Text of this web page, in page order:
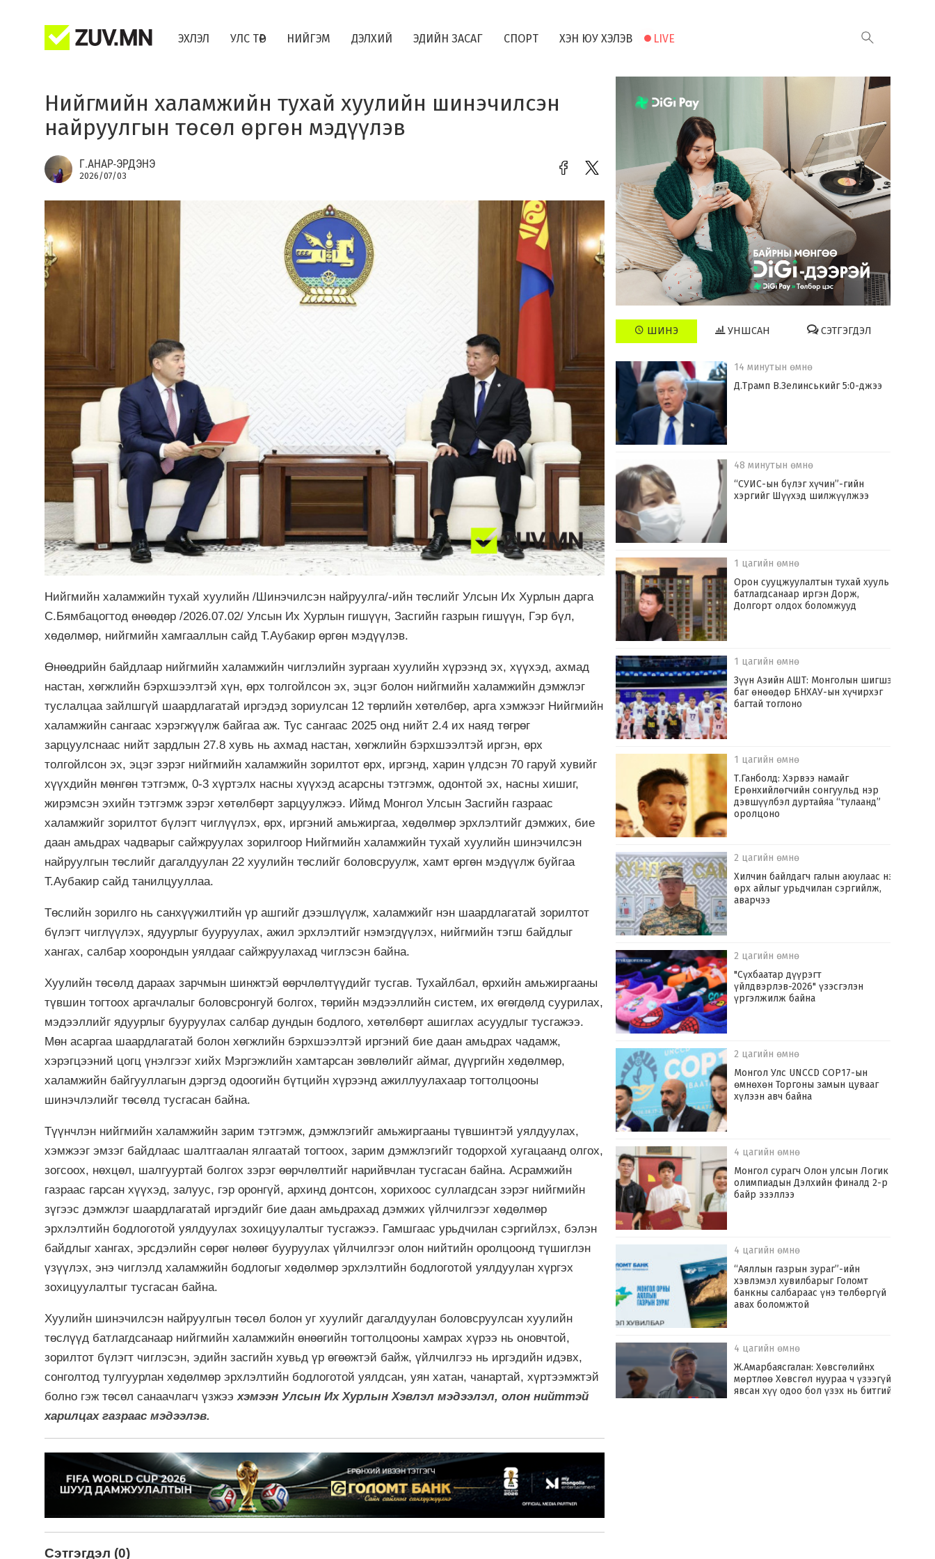
ЭХЛЭЛ УЛС ТӨР НИЙГЭМ ДЭЛХИЙ ЭДИЙН ЗАСАГ СПОРТ ХЭН ЮУ ХЭЛЭВ LIVE
Нийгмийн халамжийн тухай хуулийн шинэчилсэн
найруулгын төсөл өргөн мэдүүлэв
Г.АНАР-ЭРДЭНЭ
2026/07/03
Нийгмийн халамжийн тухай хуулийн /Шинэчилсэн найруулга/-ийн төслийг Улсын Их Хурлын дарга
С.Бямбацогтод өнөөдөр /2026.07.02/ Улсын Их Хурлын гишүүн, Засгийн газрын гишүүн, Гэр бүл,
хөдөлмөр, нийгмийн хамгааллын сайд Т.Аубакир өргөн мэдүүлэв.
Өнөөдрийн байдлаар нийгмийн халамжийн чиглэлийн зургаан хуулийн хүрээнд эх, хүүхэд, ахмад
настан, хөгжлийн бэрхшээлтэй хүн, өрх толгойлсон эх, эцэг болон нийгмийн халамжийн дэмжлэг
туслалцаа зайлшгүй шаардлагатай иргэдэд зориулсан 12 төрлийн хөтөлбөр, арга хэмжээг Нийгмийн
халамжийн сангаас хэрэгжүүлж байгаа аж. Тус сангаас 2025 онд нийт 2.4 их наяд төгрөг
зарцуулснаас нийт зардлын 27.8 хувь нь ахмад настан, хөгжлийн бэрхшээлтэй иргэн, өрх
толгойлсон эх, эцэг зэрэг нийгмийн халамжийн зорилтот өрх, иргэнд, харин үлдсэн 70 гаруй хувийг
хүүхдийн мөнгөн тэтгэмж, 0-3 хүртэлх насны хүүхэд асарсны тэтгэмж, одонтой эх, насны хишиг,
жирэмсэн эхийн тэтгэмж зэрэг хөтөлбөрт зарцуулжээ. Иймд Монгол Улсын Засгийн газраас
халамжийг зорилтот бүлэгт чиглүүлэх, өрх, иргэний амьжиргаа, хөдөлмөр эрхлэлтийг дэмжих, бие
даан амьдрах чадварыг сайжруулах зорилгоор Нийгмийн халамжийн тухай хуулийн шинэчилсэн
найруулгын төслийг дагалдуулан 22 хуулийн төслийг боловсруулж, хамт өргөн мэдүүлж буйгаа
Т.Аубакир сайд танилцууллаа.
Төслийн зорилго нь санхүүжилтийн үр ашгийг дээшлүүлж, халамжийг нэн шаардлагатай зорилтот
бүлэгт чиглүүлэх, ядуурлыг бууруулах, ажил эрхлэлтийг нэмэгдүүлэх, нийгмийн тэгш байдлыг
хангах, салбар хоорондын уялдааг сайжруулахад чиглэсэн байна.
Хуулийн төсөлд дараах зарчмын шинжтэй өөрчлөлтүүдийг тусгав. Тухайлбал, өрхийн амьжиргааны
түвшин тогтоох аргачлалыг боловсронгуй болгох, төрийн мэдээллийн систем, их өгөгдөлд суурилах,
мэдээллийг ядуурлыг бууруулах салбар дундын бодлого, хөтөлбөрт ашиглах асуудлыг тусгажээ.
Мөн асаргаа шаардлагатай болон хөгжлийн бэрхшээлтэй иргэний бие даан амьдрах чадамж,
хэрэгцээний цогц үнэлгээг хийх Мэргэжлийн хамтарсан зөвлөлийг аймаг, дүүргийн хөдөлмөр,
халамжийн байгууллагын дэргэд одоогийн бүтцийн хүрээнд ажиллуулахаар тогтолцооны
шинэчлэлийг төсөлд тусгасан байна.
Түүнчлэн нийгмийн халамжийн зарим тэтгэмж, дэмжлэгийг амьжиргааны түвшинтэй уялдуулах,
хэмжээг эмзэг байдлаас шалтгаалан ялгаатай тогтоох, зарим дэмжлэгийг тодорхой хугацаанд олгох,
зогсоох, нөхцөл, шалгууртай болгох зэрэг өөрчлөлтийг нарийвчлан тусгасан байна. Асрамжийн
газраас гарсан хүүхэд, залуус, гэр оронгүй, архинд донтсон, хорихоос суллагдсан зэрэг нийгмийн
зүгээс дэмжлэг шаардлагатай иргэдийг бие даан амьдрахад дэмжих үйлчилгээг хөдөлмөр
эрхлэлтийн бодлоготой уялдуулах зохицуулалтыг тусгажээ. Гамшгаас урьдчилан сэргийлэх, бэлэн
байдлыг хангах, эрсдэлийн сөрөг нөлөөг бууруулах үйлчилгээг олон нийтийн оролцоонд түшиглэн
үзүүлэх, энэ чиглэлд халамжийн бодлогыг хөдөлмөр эрхлэлтийн бодлоготой уялдуулан хүргэх
зохицуулалтыг тусгасан байна.
Хуулийн шинэчилсэн найруулгын төсөл болон уг хуулийг дагалдуулан боловсруулсан хуулийн
төслүүд батлагдсанаар нийгмийн халамжийн өнөөгийн тогтолцооны хамрах хүрээ нь оновчтой,
зорилтот бүлэгт чиглэсэн, эдийн засгийн хувьд үр өгөөжтэй байж, үйлчилгээ нь иргэдийн идэвх,
сонголтод тулгуурлан хөдөлмөр эрхлэлтийн бодлоготой уялдсан, уян хатан, чанартай, хүртээмжтэй
болно гэж төсөл санаачлагч үзжээ хэмээн Улсын Их Хурлын Хэвлэл мэдээлэл, олон нийттэй
харилцах газраас мэдээлэв.
Сэтгэгдэл (0)
ШИНЭ УНШСАН СЭТГЭГДЭЛ
14 минутын өмнө
Д.Трамп В.Зелинськийг 5:0-джээ
48 минутын өмнө
“СУИС-ын бүлэг хүчин”-гийн
хэргийг Шүүхэд шилжүүлжээ
1 цагийн өмнө
Орон сууцжуулалтын тухай хууль
батлагдсанаар иргэн Дорж,
Долгорт олдох боломжууд
1 цагийн өмнө
Зүүн Азийн АШТ: Монголын шигшээ
баг өнөөдөр БНХАУ-ын хүчирхэг
багтай тоглоно
1 цагийн өмнө
Т.Ганболд: Хэрвээ намайг
Ерөнхийлөгчийн сонгуульд нэр
дэвшүүлбэл дуртайяа “тулаанд”
оролцоно
2 цагийн өмнө
Хилчин байлдагч галын аюулаас нэг
өрх айлыг урьдчилан сэргийлж,
аварчээ
2 цагийн өмнө
"Сүхбаатар дүүрэгт
үйлдвэрлэв-2026" үзэсгэлэн
үргэлжилж байна
2 цагийн өмнө
Монгол Улс UNCCD COP17-ын
өмнөхөн Торгоны замын цувааг
хүлээн авч байна
4 цагийн өмнө
Монгол сурагч Олон улсын Логик
олимпиадын Дэлхийн финалд 2-р
байр эзэллээ
4 цагийн өмнө
“Аяллын газрын зураг”-ийн
хэвлэмэл хувилбарыг Голомт
банкны салбараас үнэ төлбөргүй
авах боломжтой
4 цагийн өмнө
Ж.Амарбаясгалан: Хөвсгөлийнх
мөртлөө Хөвсгөл нуураа ч үзээгүй
явсан хүү одоо бол үзэх нь битгий